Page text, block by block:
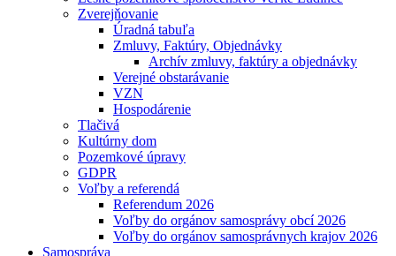
Zverejňovanie
Úradná tabuľa
Zmluvy, Faktúry, Objednávky
Archív zmluvy, faktúry a objednávky
Verejné obstarávanie
VZN
Hospodárenie
Tlačivá
Kultúrny dom
Pozemkové úpravy
GDPR
Voľby a referendá
Referendum 2026
Voľby do orgánov samosprávy obcí 2026
Voľby do orgánov samosprávnych krajov 2026
Samospráva